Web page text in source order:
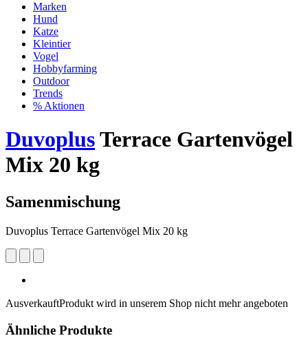
Marken
Hund
Katze
Kleintier
Vogel
Hobbyfarming
Outdoor
Trends
% Aktionen
DuvoplusTerrace Gartenvögel
Mix 20 kg
Samenmischung
Duvoplus Terrace Gartenvögel Mix 20 kg
AusverkauftProdukt wird in unserem Shop nicht mehr angeboten
Ähnliche Produkte